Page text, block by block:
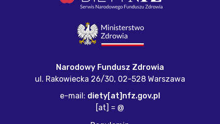
Narodowy Fundusz Zdrowia
ul. Rakowiecka 26/30, 02-528 Warszawa
e-mail: diety[at]nfz.gov.pl
[at] = @